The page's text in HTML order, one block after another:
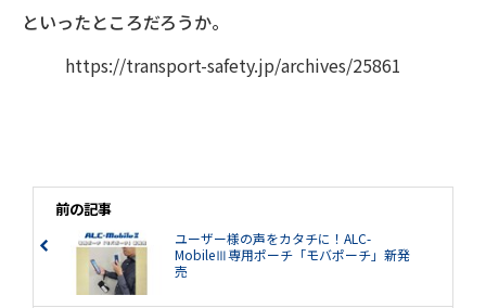
といったところだろうか。
https://transport-safety.jp/archives/25861
前の記事
ユーザー様の声をカタチに！ALC-
MobileⅢ専用ポーチ「モバポーチ」新発
売